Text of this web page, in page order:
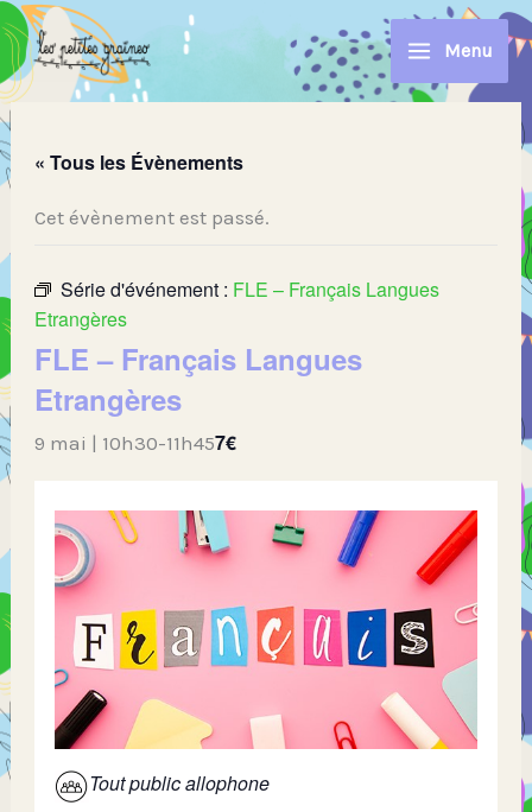
Aller
au
contenu
Menu
« Tous les Évènements
Cet évènement est passé.
Série d'événement : FLE – Français Langues
Etrangères
FLE – Français Langues
Etrangères
9 mai | 10h30-11h457€
Tout public allophone